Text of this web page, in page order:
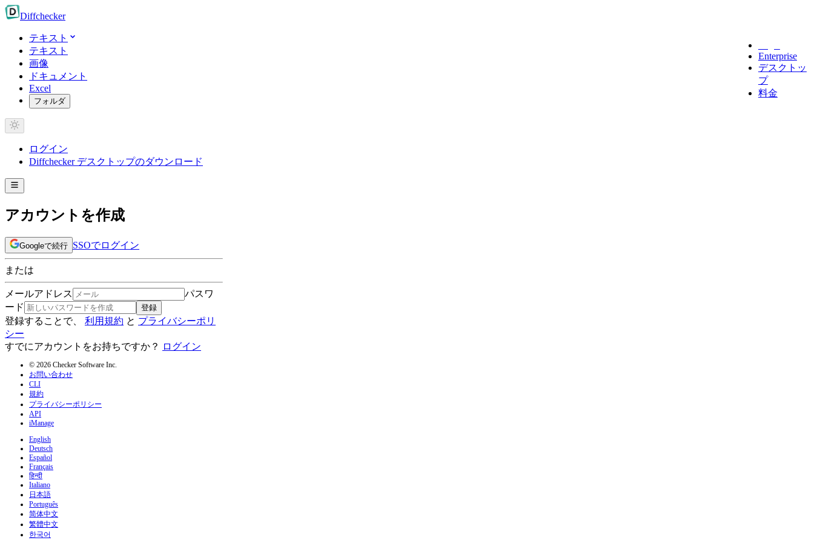
Diffchecker
テキスト
テキスト
画像
ドキュメント
Excel
フォルダ
Enterprise
デスクトッ
プ
料金
ログイン
Diffchecker デスクトップのダウンロード
アカウントを作成
Googleで続行 SSOでログイン
または
メールアドレス
パスワ
ード
登録
登録することで、 利用規約 と プライバシーポリ
シー
すでにアカウントをお持ちですか？
ログイン
© 2026 Checker Software Inc.
お問い合わせ
CLI
規約
プライバシーポリシー
API
iManage
English
Deutsch
Español
Français
हिन्दी
Italiano
日本語
Português
简体中文
繁體中文
한국어